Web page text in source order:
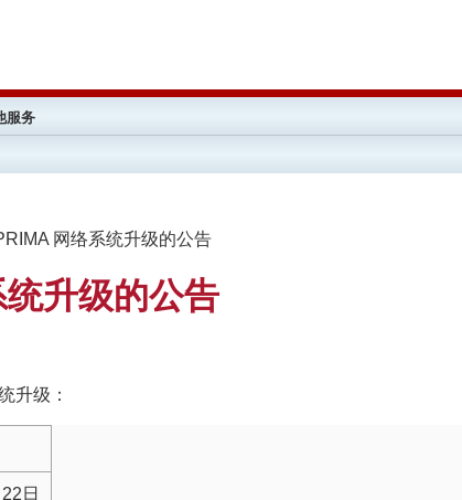
服务
网络系统升级的公告
升级的公告
升级：
日